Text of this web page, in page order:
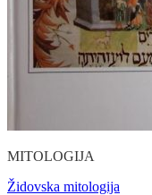
MITOLOGIJA
Židovska mitologija